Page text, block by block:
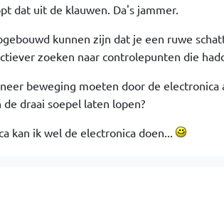
dat uit de klauwen. Da's jammer.
kunnen zijn dat je een ruwe
zoeken naar controlepunten die
beweging moeten door de electronica
draai soepel laten lopen?
kan ik wel de electronica doen...